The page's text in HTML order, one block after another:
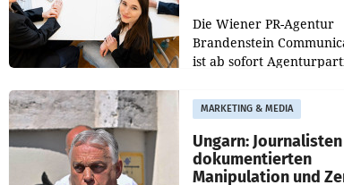
Die Wiener PR-Agentur
Brandenstein
ist ab sofort
Optimierungsplattform
OtterlyAI. Damit baut die
Agentur ihr
MARKETING & MEDIA
Ungarn: Journalisten
dokumentierten
Manipulation und